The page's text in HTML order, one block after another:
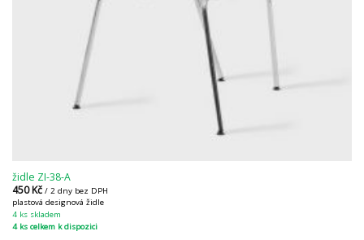
židle ZI-38-A
450Kč / 2 dny bez DPH
plastová designová židle
4 ks skladem
4 ks celkem k dispozici